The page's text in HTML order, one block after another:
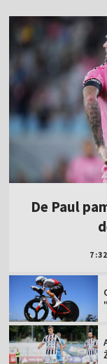
De Paul
7:32